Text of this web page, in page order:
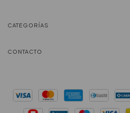
CATEGORÍAS
CONTACTO